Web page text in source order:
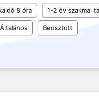
8 óra 1-2 év szakmai
Általános Beosztott